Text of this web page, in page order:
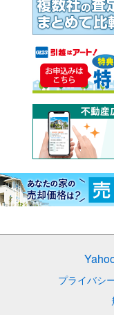
プライバシ